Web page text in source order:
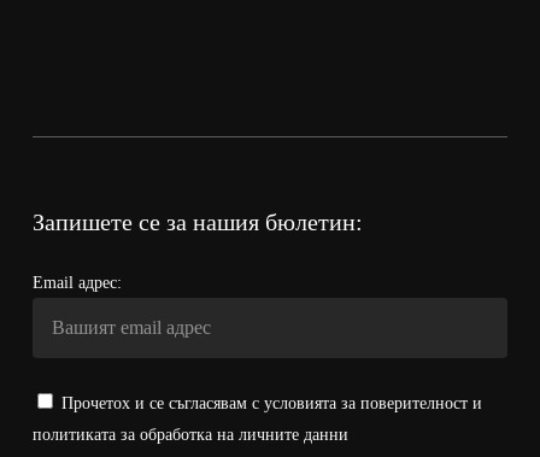
Запишете се за нашия бюлетин:
Email адрес:
Прочетох и се съгласявам с условията за поверителност и
политиката за обработка на личните данни